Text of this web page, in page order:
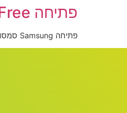
פתיחה SimFree לסמסונג S8300 – לחץ כאן
פתיחה Samsung סמסונג S8300 SimFree – פתיחה לשימוש בכל הרשתות